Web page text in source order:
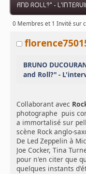
AND ROLL?" -
0 Membres et 1 Invité sur
BRUNO
and Roll?" -
Collaborant avec
photographe puis
a immortalisé sur
scène Rock anglo-
De Led Zeppelin à
Joe Cocker, Tina
pour n'en citer que
quelques instants